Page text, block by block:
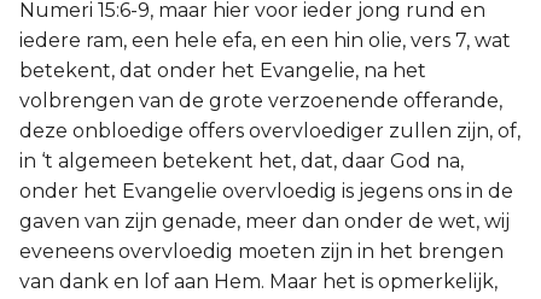
Numeri 15:6-9, maar hier voor ieder jong rund en
iedere ram, een hele efa, en een hin olie, vers 7, wat
betekent, dat onder het Evangelie, na het
volbrengen van de grote verzoenende offerande,
deze onbloedige offers overvloediger zullen zijn, of,
in ‘t algemeen betekent het, dat, daar God na,
onder het Evangelie overvloedig is jegens ons in de
gaven van zijn genade, meer dan onder de wet, wij
eveneens overvloedig moeten zijn in het brengen
van dank en lof aan Hem. Maar het is opmerkelijk,